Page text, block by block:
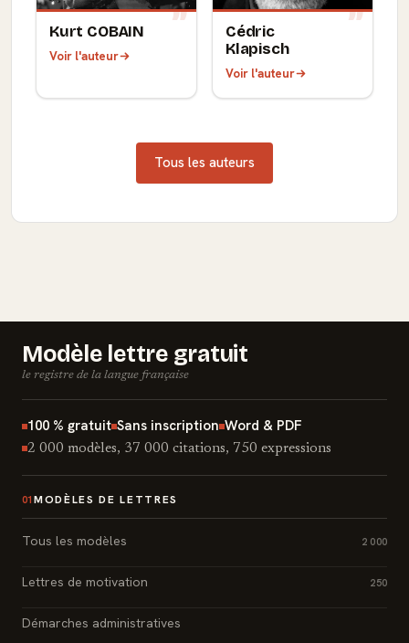
Kurt COBAIN
Voir l'auteur
Cédric
Klapisch
Voir l'auteur
Tous les auteurs
Modèle lettre gratuit
le registre de la langue française
100 % gratuit Sans inscription Word & PDF
2 000 modèles, 37 000 citations, 750 expressions
01 MODÈLES DE LETTRES
Tous les modèles 2 000
Lettres de motivation 250
Démarches administratives